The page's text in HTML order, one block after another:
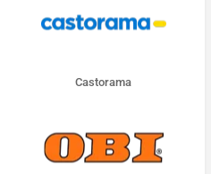
Castorama